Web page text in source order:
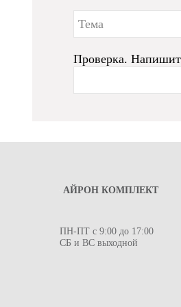
Проверка.
АЙРОН КОМПЛЕКТ
ПН-ПТ с 9:00 до 17:00
СБ и ВС выходной